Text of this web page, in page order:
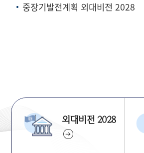
중장기발전계획 외대비전 2028
외대비전 2028